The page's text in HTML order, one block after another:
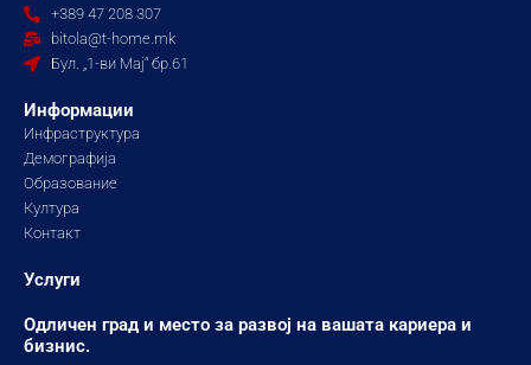
+389 47 208 307
bitola@t-home.mk
Бул. „1-ви Мај“ бр.61
Информации
Инфраструктура
Демографија
Образование
Култура
Контакт
Услуги
Одличен град и место за развој на вашата кариера и
бизнис.